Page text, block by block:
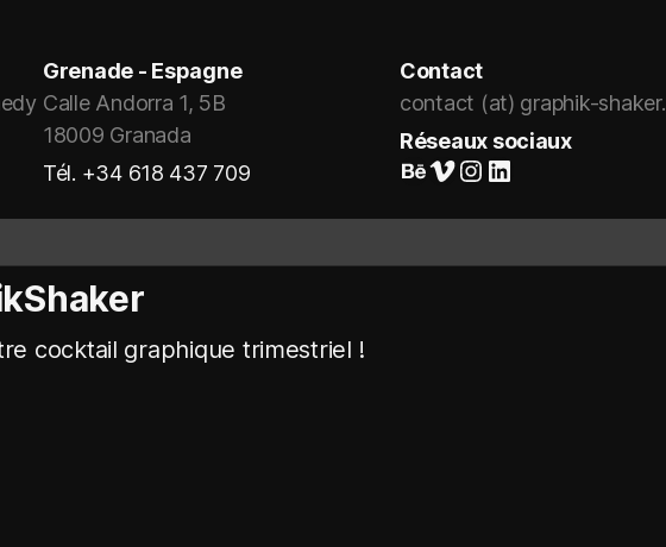
Grenade - Espagne
Calle Andorra 1, 5B
18009 Granada
Tél. +34 618 437 709
Contact
contact (at) graphik-
Réseaux sociaux
Suivez-nous sur Behance
Vimeo
Instagram
LinkedIn
cocktail graphique trimestriel !